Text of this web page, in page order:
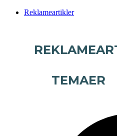
Reklameartikler
TEMAER